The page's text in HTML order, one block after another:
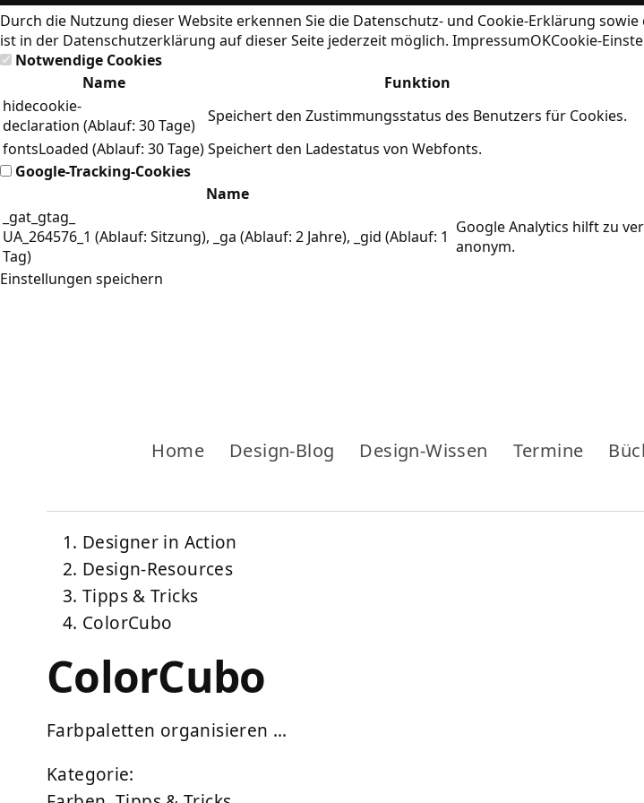
Durch die Nutzung dieser Website erkennen Sie die Datenschutz- und Cookie-Erklärung sowie
ist in der Datenschutzerklärung auf dieser Seite jederzeit möglich. ImpressumOKCookie-
Notwendige Cookies
Name
Funktion
hidecookie-
declaration (Ablauf: 30 Tage)
Speichert den Zustimmungsstatus des Benutzers für Cookies.
fontsLoaded (Ablauf: 30 Tage)Speichert den Ladestatus von Webfonts.
Google-Tracking-Cookies
Name
_gat_gtag_
UA_264576_1 (Ablauf: Sitzung), _ga (Ablauf: 2 Jahre), _gid (Ablauf: 1
Tag)
Google Analytics hilft zu
anonym.
Einstellungen speichern
Home Design-Blog Design-Wissen Termine
Designer in Action
Design-Resources
Tipps & Tricks
ColorCubo
ColorCubo
Farbpaletten organisieren …
Kategorie: